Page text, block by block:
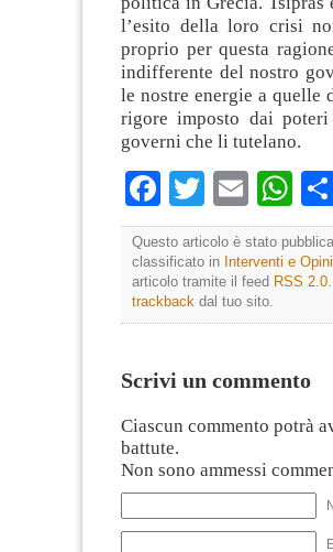
l’esito della loro crisi
proprio per questa
indifferente del nostro
le nostre energie a quelle
rigore imposto dai
governi che li tutelano.
Facebook
TwitterEmail
Questo articolo è stato
classificato in Interventi e
articolo tramite il feed RSS 2.0
trackback dal tuo sito.
Scrivi un commento
Ciascun commento potrà
battute.
Non sono ammessi